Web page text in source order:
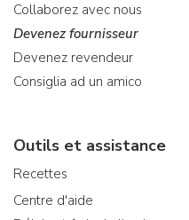
Collaborez avec nous
Devenez fournisseur
Devenez revendeur
Consiglia ad un amico
Outils et assistance
Recettes
Centre d'aide